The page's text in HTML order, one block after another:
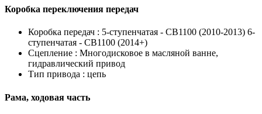
Коробка переключения передач
Коробка передач : 5-ступенчатая - CB1100 (2010-2013) 6-
ступенчатая - CB1100 (2014+)
Сцепление : Многодисковое в масляной ванне,
гидравлический привод
Тип привода : цепь
Рама, ходовая часть